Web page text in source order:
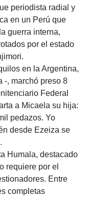
periodista radial y
en un Perú que
guerra interna,
por el estado
en la Argentina,
-, marchó preso 8
Federal
a Micaela su hija:
pedazos. Yo
desde Ezeiza se
Humala, destacado
requiere por el
Entre
completas